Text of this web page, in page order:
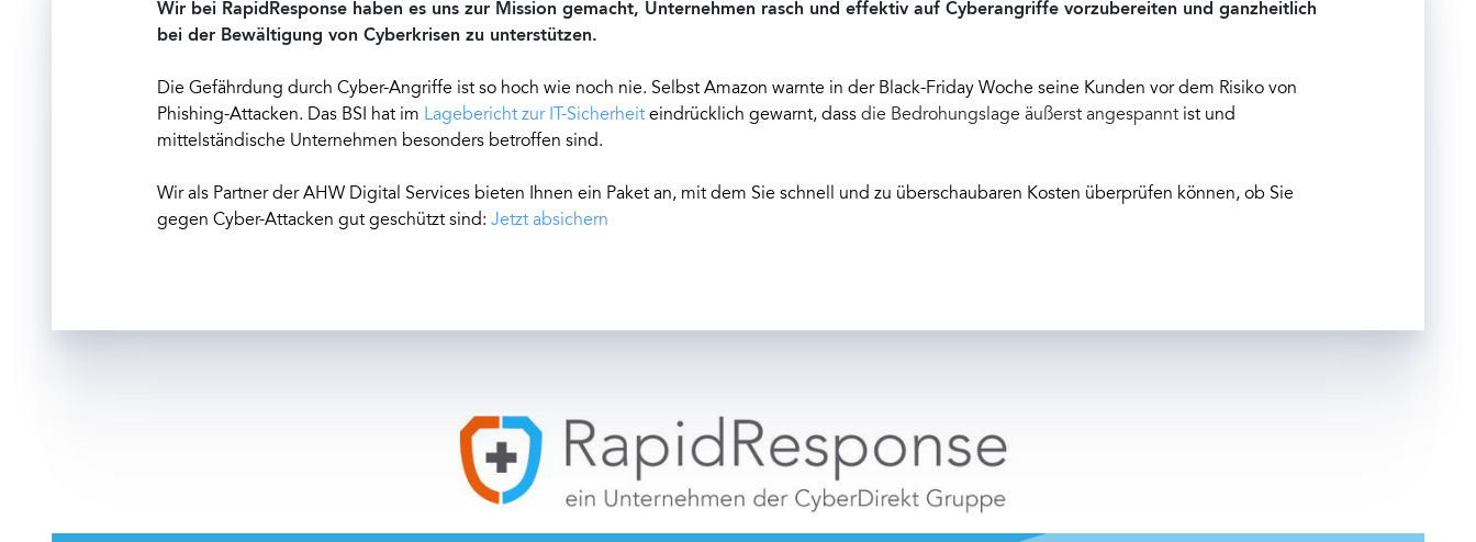
Wir bei RapidResponse haben es uns zur Mission gemacht, Unternehmen rasch und effektiv auf Cyberangriffe vorzubereiten und ganzheitlich
bei der Bewältigung von Cyberkrisen zu unterstützen.
Die Gefährdung durch Cyber-Angriffe ist so hoch wie noch nie. Selbst Amazon warnte in der Black-Friday Woche seine Kunden vor dem Risiko von
Phishing-Attacken. Das BSI hat im Lagebericht zur IT-Sicherheit eindrücklich gewarnt, dass die Bedrohungslage äußerst angespannt ist und
mittelständische Unternehmen besonders betroffen sind.
Wir als Partner der AHW Digital Services bieten Ihnen ein Paket an, mit dem Sie schnell und zu überschaubaren Kosten überprüfen können, ob Sie
gegen Cyber-Attacken gut geschützt sind: Jetzt absichern